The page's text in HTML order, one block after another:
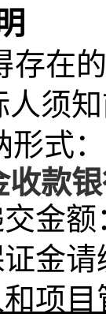
存在
人须
形式
收款
金额
金
项